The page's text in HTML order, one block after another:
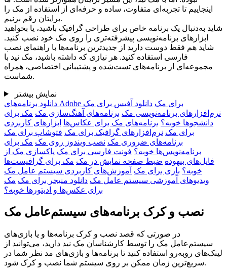
اینجاییم تا تجربه‌ای متفاوت، ساده و حرفه‌ای از استفاده از مک را
برایتان رقم بزنیم.
شاید به‌دنبال یک برنامه خاص برای طراحی گرافیک باشید، یا بخواهید
ابزارهای برنامه‌نویسی پیشرفته‌تری را روی مک خود نصب کنید.
شاید هم فقط دوست دارید از جدیدترین برنامه‌ها با راهنمای نصب
فارسی استفاده کنید. هر نیازی که داشته باشید، مک نید با
مجموعه‌ای از برنامه‌های تست‌شده و پشتیبانی اختصاصی، همراه
شماست.
نمایش بیشتر
دانلود برنامه‌های Adobe برای مک دانلود آفیس برای مک
نرم‌افزارهای برنامه‌نویسی مک برنامه‌های آهنگ‌سازی مک مک برای
دانشجو‌ها خوبه؟ برنامه‌‌های مک برای عکاس‌ها ابزارهای کاربردی
برای مک نرم‌افزار‌های گرافیک برای مک فتوشاپ برای مک
برنامه‌های ضروری مک نصب ویندوز روی مک مک برای
برنامه‌نویس‌ها خوبه؟ فونت فارسی برای مک پاکسازی مک از
فایل‌های بیهوده ضبط صفحه نمایش در مک مک برای گرافیست‌ها
خوبه؟ بازی برای مک آموزش‌های کاربردی سیستم عامل مک
ویدیو‌های آموزشی سیستم عامل مک دانلود منیجر برای مک مک
برای عکس‌ها و ادیتور‌ها خوبه؟
نصب و کرک برنامه‌های سیستم‌عامل مک
در صورتی که قصد نصب و کرک برنامه‌ها و یا بازی‌های
سیستم‌عامل مک را توسط کارشناسان مک نید دارید، می‌توانید از
لینک‌های رو‌به‌رو استفاده کنید تا برنامه‌ها و بازی‌های مد نظر شما در
سریع‌ترین زمان ممکن بر روی سیستم شما نصب و کرک شود.